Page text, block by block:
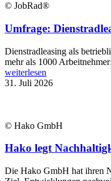
© JobRad®
Umfrage:
Dienstradleasing als
mehr als 1000
weiterlesen
31. Juli 2026
© Hako GmbH
Hako legt
Die Hako GmbH hat ihren